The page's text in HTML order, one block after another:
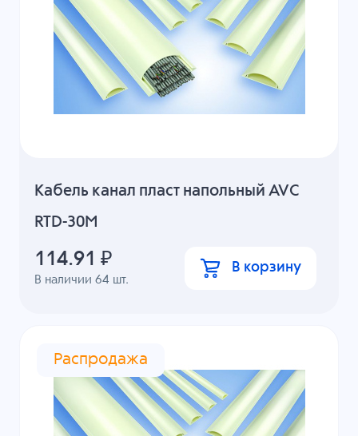
Кабель канал пласт напольный AVC
RTD-30M
В наличии64 шт.
114.91 ₽ В корзину
Распродажа